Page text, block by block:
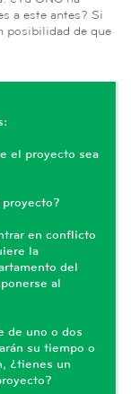
a este antes? Si
posibilidad de que
el proyecto sea
en conflicto
la
del
al
de uno o dos
su tiempo o
¿tienes un